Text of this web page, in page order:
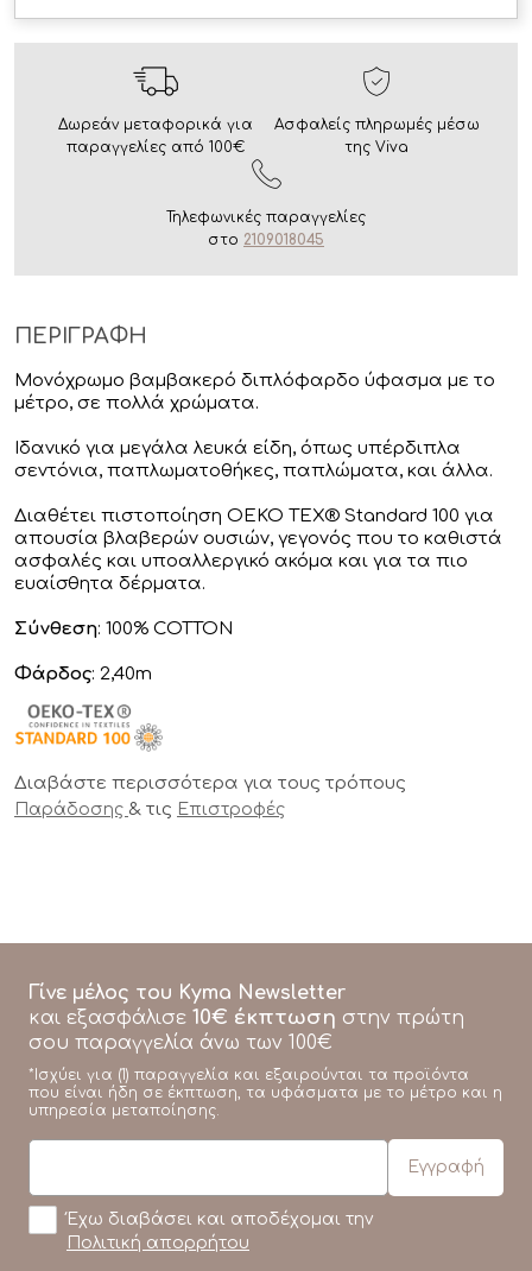
Δωρεάν μεταφορικά για
παραγγελίες από 100€
Ασφαλείς πληρωμές μέσω
της Viva
Τηλεφωνικές παραγγελίες
στο 2109018045
ΠΕΡΙΓΡΑΦΗ
Μονόχρωμο βαμβακερό διπλόφαρδο ύφασμα με το
μέτρο, σε πολλά χρώματα.
Ιδανικό για μεγάλα λευκά είδη, όπως υπέρδιπλα
σεντόνια, παπλωματοθήκες, παπλώματα, και άλλα.
Διαθέτει πιστοποίηση OEKO TEX® Standard 100 για
απουσία βλαβερών ουσιών, γεγονός που το καθιστά
ασφαλές και υποαλλεργικό ακόμα και για τα πιο
ευαίσθητα δέρματα.
Σύνθεση: 100% COTTON
Φάρδος: 2,40m
Διαβάστε περισσότερα για τους τρόπους
Παράδοσης & τις Επιστροφές
Γίνε μέλος του Kyma Newsletter
και εξασφάλισε 10€ έκπτωση στην πρώτη
σου παραγγελία άνω των 100€
*Ισχύει για (1) παραγγελία και εξαιρούνται τα προϊόντα
που είναι ήδη σε έκπτωση, τα υφάσματα με το μέτρο και η
υπηρεσία μεταποίησης.
Έχω διαβάσει και αποδέχομαι την
Πολιτική απορρήτου